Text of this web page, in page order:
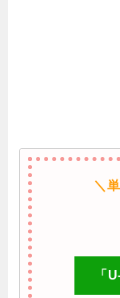
＼
「